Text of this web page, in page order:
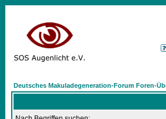
Deutsches Makuladegeneration-Forum Foren-